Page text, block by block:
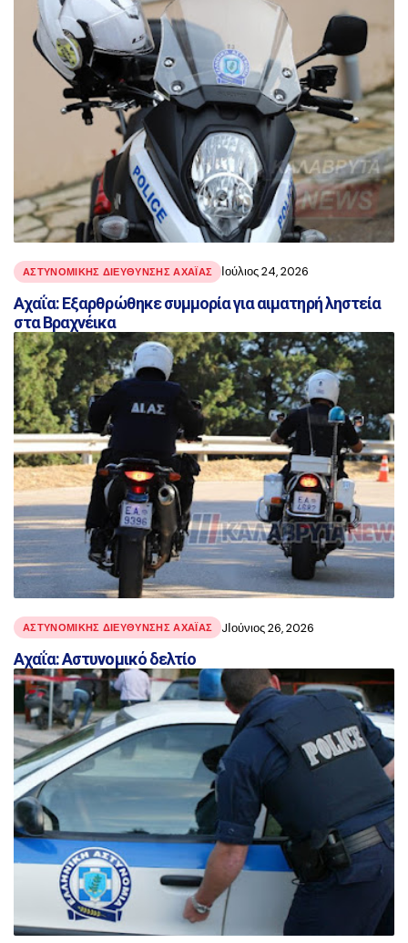
ΑΣΤΥΝΟΜΙΚΉΣ ΔΙΕΎΘΥΝΣΗΣ ΑΧΑΪ́ΑΣ Ιούλιος 24, 2026
Αχαΐα: Εξαρθρώθηκε συμμορία για αιματηρή ληστεία
στα Βραχνέικα
ΑΣΤΥΝΟΜΙΚΉΣ ΔΙΕΎΘΥΝΣΗΣ ΑΧΑΪ́ΑΣ JΙούνιος 26, 2026
Αχαΐα: Αστυνομικό δελτίο